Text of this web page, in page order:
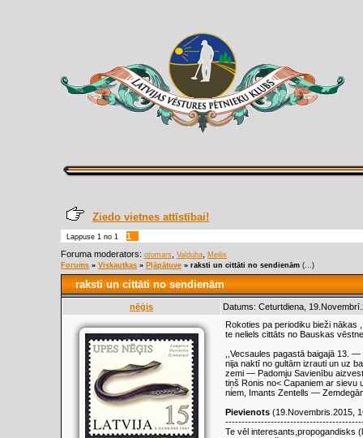
Ziedo vietnes attīstībai!
Lappuse 1 no 1
1
Foruma moderators: otomars Valduha
Meilis
Forums » Viskautkas » Pļāpātuve » raksti un cittāti no sendienām (...)
raksti un cittāti no sendienām
nēģis Datums: Ceturtdiena,
Rokoties pa periodiku bieži nākas
te neliels cittāts no Bauskas
,,Vecsaules pagastā baigajā 13. —
nija naktī no gultām izrauti un uz
zemi — Padomju Savienību
tiņš Ronis no< Capaniem ar sievu
niem, Imants Zentells —
Pievienots (19.Novembris.2015,
Te vēl interesants,propogandisks